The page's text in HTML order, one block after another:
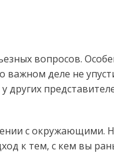
вопросов.
важном деле не
с окружающими.
к тем, с кем вы